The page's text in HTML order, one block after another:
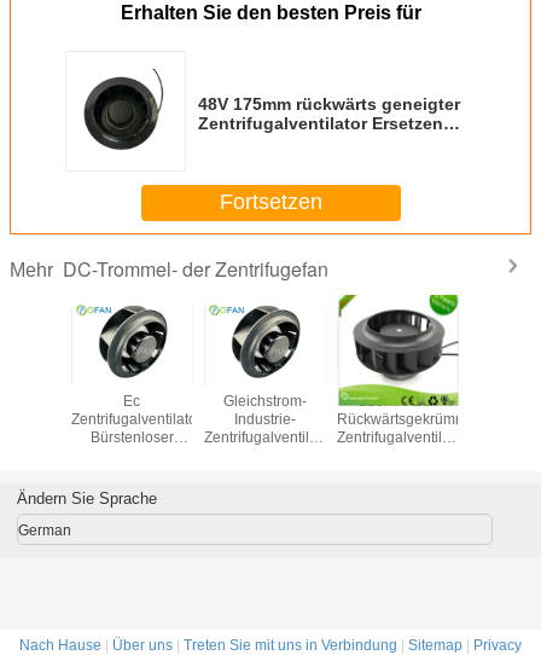
Erhalten Sie den besten Preis für
48V 175mm rückwärts geneigter
Zentrifugalventilator Ersetzen
Fortsetzen
Mehr DC-Trommel- der Zentrifugefan
Ec
Zentrifugalventilator
Bürstenloser
Kühlventilator
Gleichstrom-
Industrie-
Zentrifugalventilatoren
225mm EC-
Rückwärtsgekrümmte
Zentrifugalventilatoren
Ändern Sie Sprache
German
Nach Hause | Über uns | Treten Sie mit uns in Verbindung | Sitemap | Privacy